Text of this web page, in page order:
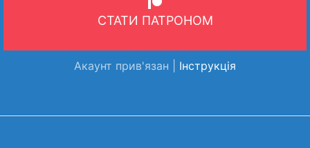
СТАТИ ПАТРОНОМ
Акаунт прив'язан | Інструкція